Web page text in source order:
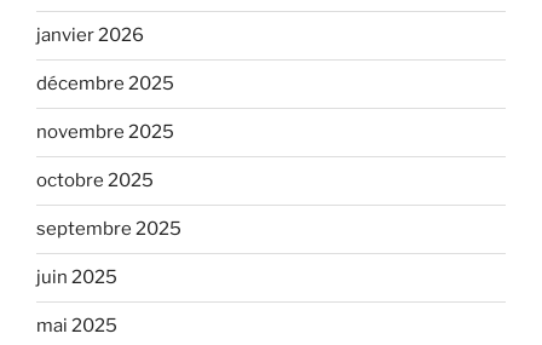
janvier 2026
décembre 2025
novembre 2025
octobre 2025
septembre 2025
juin 2025
mai 2025